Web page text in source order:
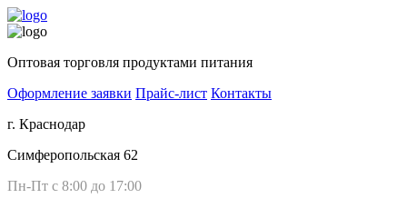
Оптовая торговля продуктами питания
Оформление заявки Прайс-лист Контакты
г. Краснодар
Симферопольская 62
Пн-Пт с 8:00 до 17:00